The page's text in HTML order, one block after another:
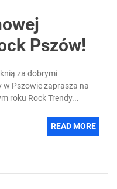
Pszów!
za dobrymi
w Pszowie zaprasza na
roku Rock Trendy...
READ MORE